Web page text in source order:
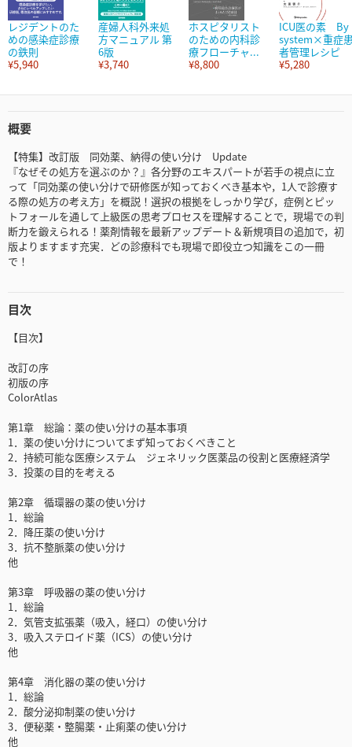
レジデントのた
めの感染症診療
の鉄則
¥5,940
産婦人科外来処
方マニュアル 第
6版
¥3,740
ホスピタリスト
のための内科診
療フローチャ...
¥8,800
ICU医の素 By
system×重症
者管理レシピ
¥5,280
概要
【特集】改訂版 同効薬、納得の使い分け Update
『なぜその処方を選ぶのか？』各分野のエキスパートが若手の視点に立
って「同効薬の使い分けで研修医が知っておくべき基本や，1人で診療す
る際の処方の考え方」を概説！選択の根拠をしっかり学び，症例とピッ
トフォールを通して上級医の思考プロセスを理解することで，現場での判
断力を鍛えられる！薬剤情報を最新アップデート＆新規項目の追加で，初
版よりますます充実．どの診療科でも現場で即役立つ知識をこの一冊
で！
目次
【目次】
改訂の序
初版の序
ColorAtlas
第1章 総論：薬の使い分けの基本事項
1．薬の使い分けについてまず知っておくべきこと
2．持続可能な医療システム ジェネリック医薬品の役割と医療経済学
3．投薬の目的を考える
第2章 循環器の薬の使い分け
1．総論
2．降圧薬の使い分け
3．抗不整脈薬の使い分け
他
第3章 呼吸器の薬の使い分け
1．総論
2．気管支拡張薬（吸入，経口）の使い分け
3．吸入ステロイド薬（ICS）の使い分け
他
第4章 消化器の薬の使い分け
1．総論
2．酸分泌抑制薬の使い分け
3．便秘薬・整腸薬・止痢薬の使い分け
他